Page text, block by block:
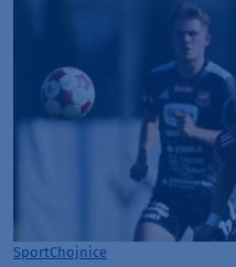
SportChojnice